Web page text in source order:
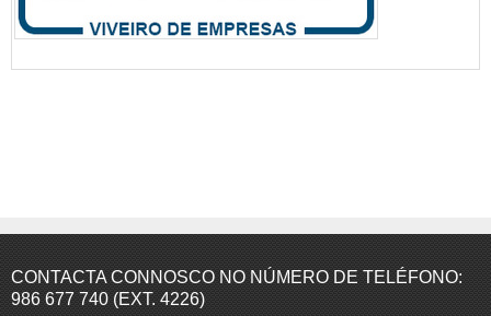
CONTACTA CONNOSCO NO NÚMERO DE TELÉFONO:
986 677 740 (EXT. 4226)